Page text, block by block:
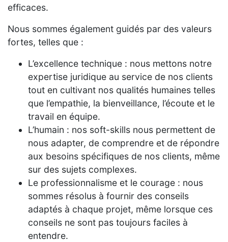
efficaces.
Nous sommes également guidés par des valeurs
fortes, telles que :
L’excellence technique : nous mettons notre
expertise juridique au service de nos clients
tout en cultivant nos qualités humaines telles
que l’empathie, la bienveillance, l’écoute et le
travail en équipe.
L’humain : nos soft-skills nous permettent de
nous adapter, de comprendre et de répondre
aux besoins spécifiques de nos clients, même
sur des sujets complexes.
Le professionnalisme et le courage : nous
sommes résolus à fournir des conseils
adaptés à chaque projet, même lorsque ces
conseils ne sont pas toujours faciles à
entendre.